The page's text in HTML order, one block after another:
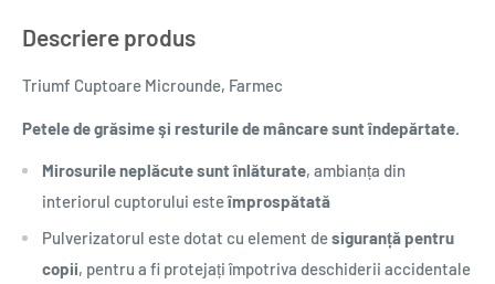
Descriere produs
Triumf Cuptoare Microunde, Farmec
Petele de grăsime şi resturile de mâncare sunt îndepărtate.
Mirosurile neplăcute sunt înlăturate, ambianța din
interiorul cuptorului esteîmprospătată
Pulverizatorul este dotat cu element desiguranță pentru
copii, pentru a fi protejați împotriva deschiderii accidentale